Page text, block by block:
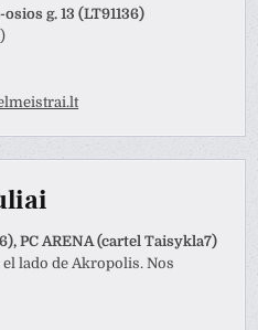
g. 13 (LT91136)
PC ARENA (cartel Taisykla7)
lado de Akropolis. Nos